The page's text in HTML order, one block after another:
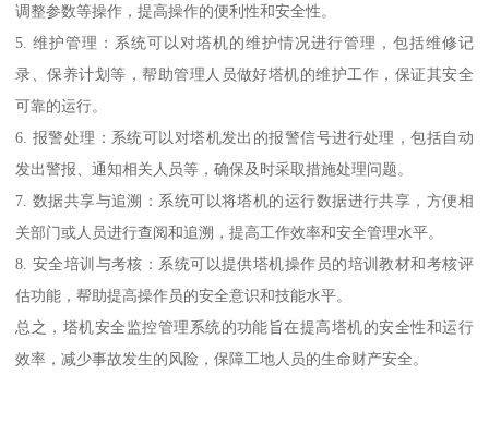
调整参数等操作，提高操作的便利性和安全性。
5. 维护管理：系统可以对塔机的维护情况进行管理，包括维修记
录、保养计划等，帮助管理人员做好塔机的维护工作，保证其安全
可靠的运行。
6. 报警处理：系统可以对塔机发出的报警信号进行处理，包括自动
发出警报、通知相关人员等，确保及时采取措施处理问题。
7. 数据共享与追溯：系统可以将塔机的运行数据进行共享，方便相
关部门或人员进行查阅和追溯，提高工作效率和安全管理水平。
8. 安全培训与考核：系统可以提供塔机操作员的培训教材和考核评
估功能，帮助提高操作员的安全意识和技能水平。
总之，塔机安全监控管理系统的功能旨在提高塔机的安全性和运行
效率，减少事故发生的风险，保障工地人员的生命财产安全。